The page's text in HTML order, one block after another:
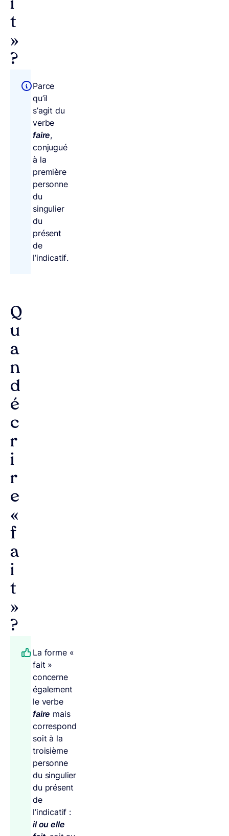
i
t
»
?
Parce
qu’il
s’agit du
verbe
faire,
conjugué
à la
première
personne
du
singulier
du
présent
de
l’indicatif.
Q
u
a
n
d
é
c
r
i
r
e
«
f
a
i
t
»
?
La forme «
fait »
concerne
également
le verbe
faire mais
correspond
soit à la
troisième
personne
du singulier
du présent
de
l’indicatif :
il ou elle